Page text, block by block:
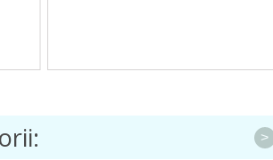
>